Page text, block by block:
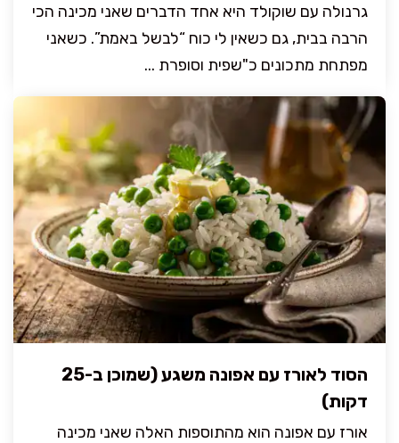
גרנולה עם שוקולד היא אחד הדברים שאני מכינה הכי
הרבה בבית, גם כשאין לי כוח “לבשל באמת”. כשאני
מפתחת מתכונים כ"שפית וסופרת ...
הסוד לאורז עם אפונה משגע (שמוכן ב-25
דקות)
אורז עם אפונה הוא מהתוספות האלה שאני מכינה